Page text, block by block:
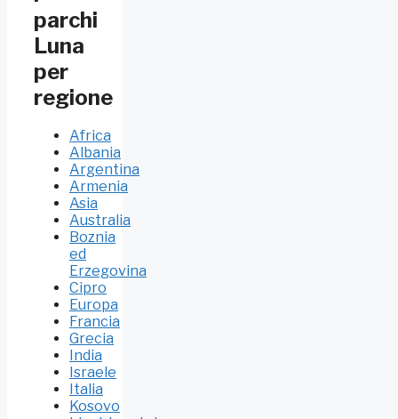
parchi
Luna
per
regione
Africa
Albania
Argentina
Armenia
Asia
Australia
Boznia
ed
Erzegovina
Cipro
Europa
Francia
Grecia
India
Israele
Italia
Kosovo